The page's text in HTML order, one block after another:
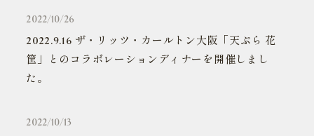
2022/10/26
2022.9.16 ザ・リッツ・カールトン大阪「天ぷら 花
筐」とのコラボレーションディナーを開催しまし
た。
2022/10/13